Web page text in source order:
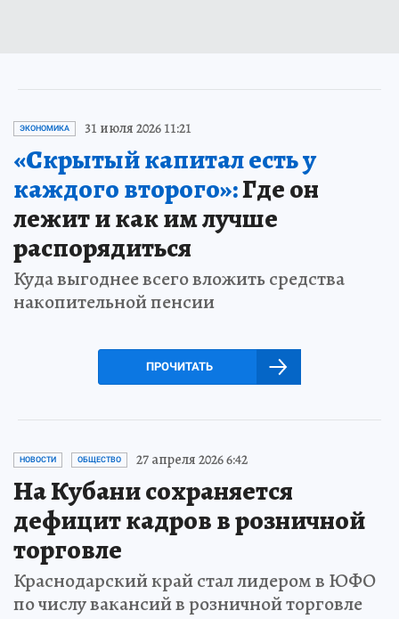
ЭКОНОМИКА 31 июля 2026 11:21
«Скрытый капитал есть у
каждого второго»:Где он
лежит и как им лучше
распорядиться
Куда выгоднее всего вложить средства
накопительной пенсии
ПРОЧИТАТЬ
НОВОСТИ ОБЩЕСТВО 27 апреля 2026 6:42
На Кубани сохраняется
дефицит кадров в розничной
торговле
Краснодарский край стал лидером в ЮФО
по числу вакансий в розничной торговле